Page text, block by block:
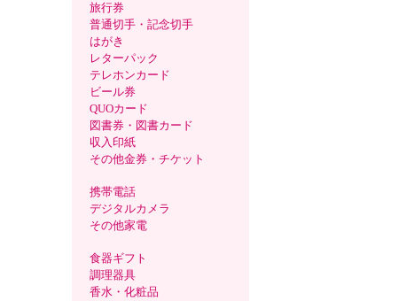
旅行券
普通切手・記念切手
はがき
レターパック
テレホンカード
ビール券
QUOカード
図書券・図書カード
収入印紙
その他金券・チケット
携帯電話
デジタルカメラ
その他家電
食器ギフト
調理器具
香水・化粧品